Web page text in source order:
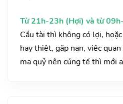
Từ 21h-23h (Hợi) và từ
Cầu tài thì không có lợi,
hay thiệt, gặp nạn, việc
ma quỷ nên cúng tế thì mới